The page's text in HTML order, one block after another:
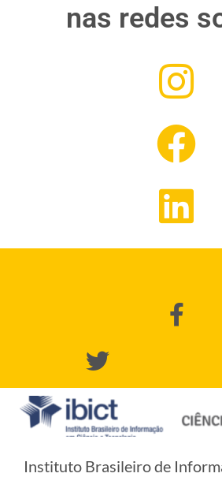
nas redes
Instituto Brasileiro de